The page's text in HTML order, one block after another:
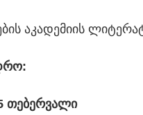
აკადემიის
თებერვალი